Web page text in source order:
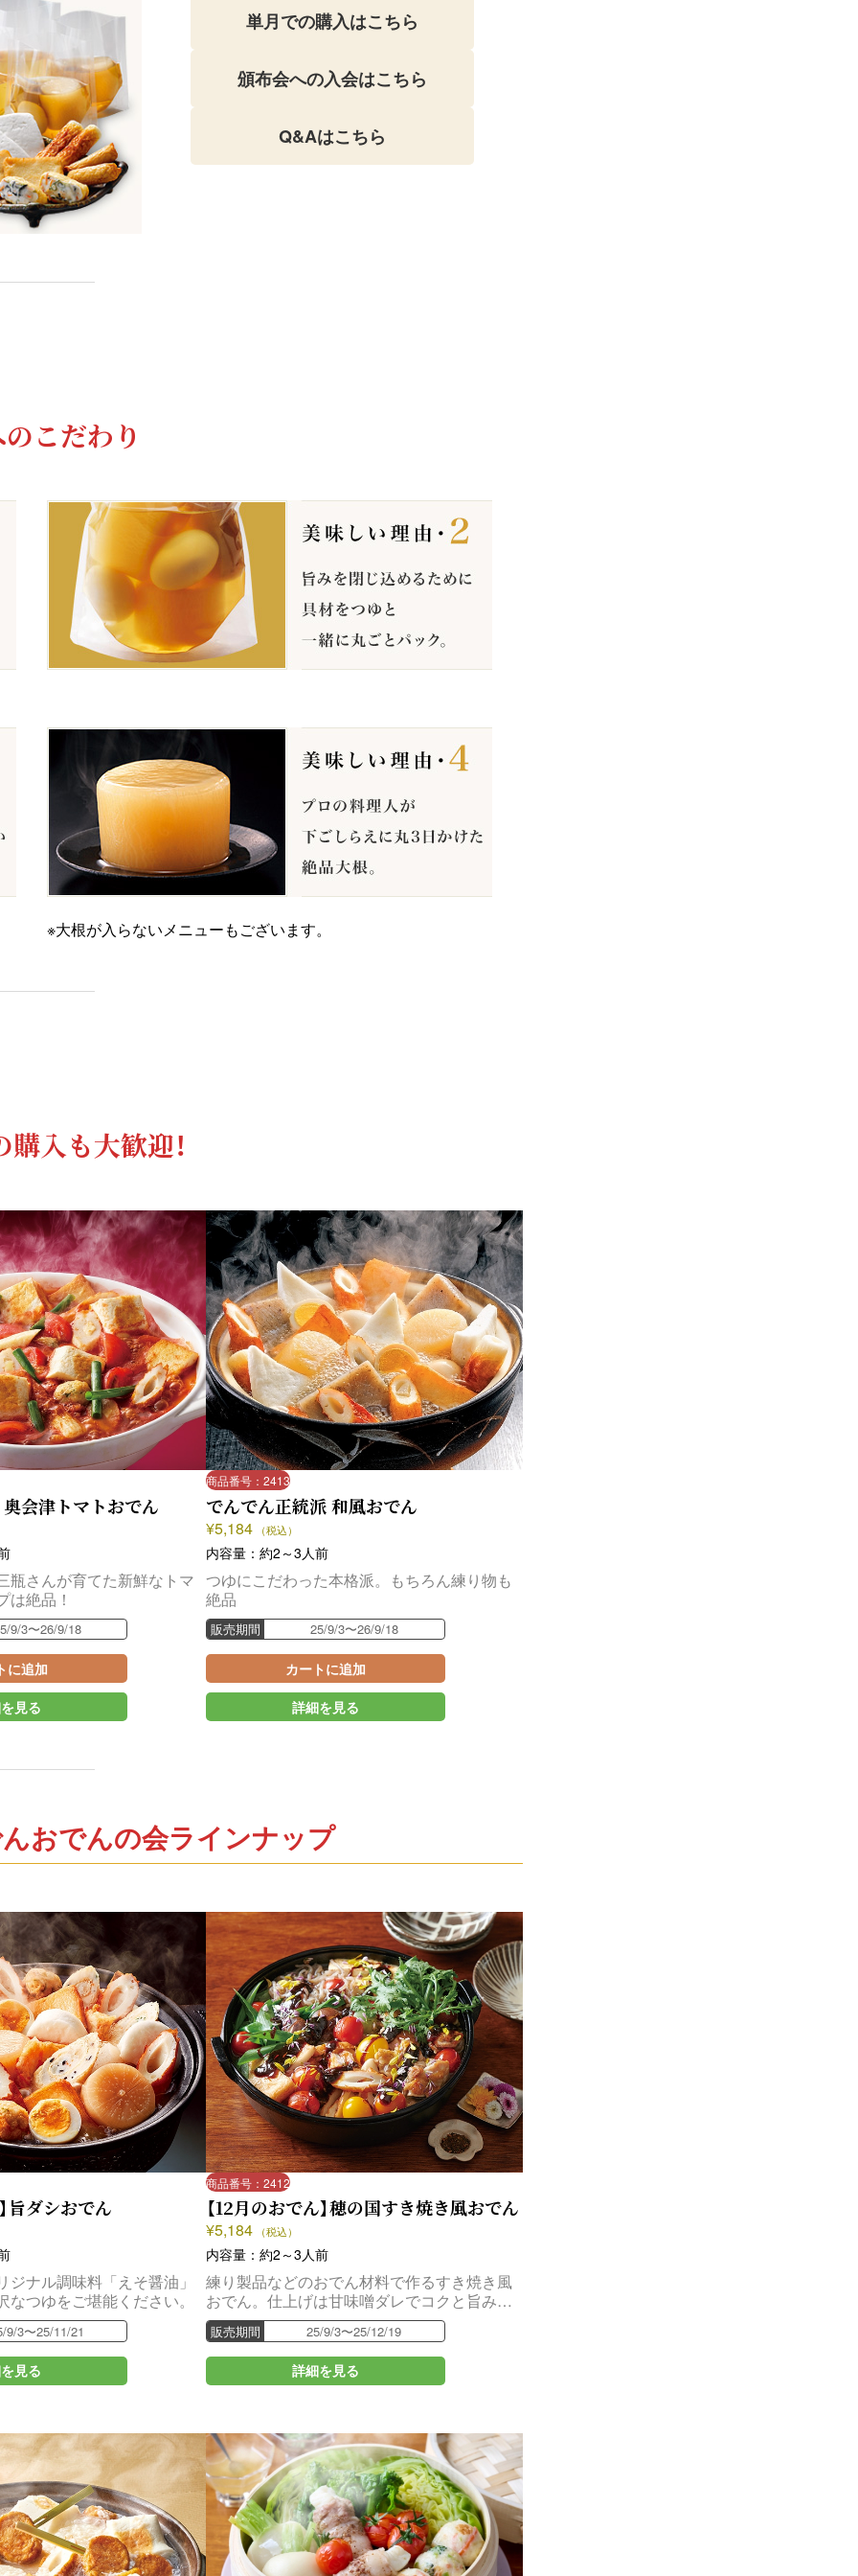
単月での購入はこちら
頒布会への入会はこちら
Q&Aはこちら
こだわり
※大根が入らないメニューもございます。
入も大歓迎！
奥会津トマトおでん
瓶さんが育てた新鮮なトマ
は絶品！
9/3〜26/9/18
に追加
見る
商品番号：2413
でんでん正統派 和風おでん
¥5,184 （税込）
内容量：約2～3人前
つゆにこだわった本格派。もちろん練り物も
絶品
販売期間 25/9/3〜26/9/18
カートに追加
詳細を見る
おでんの会ラインナップ
旨ダシおでん
ジナル調味料「えそ醤油」
なつゆをご堪能ください。
9/3〜25/11/21
見る
商品番号：2412
【12月のおでん】穂の国すき焼き風おでん
¥5,184 （税込）
内容量：約2～3人前
練り製品などのおでん材料で作るすき焼き風
おでん。仕上げは甘味噌ダレでコクと旨みを
プラス！三河テイストの新しい味です。
販売期間 25/9/3〜25/12/19
詳細を見る